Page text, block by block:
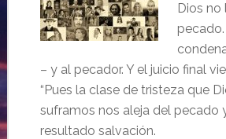
Dios no
– y al pecador. Y el juicio final
“Pues la clase de tristeza que
suframos nos aleja del pecado
resultado salvación.